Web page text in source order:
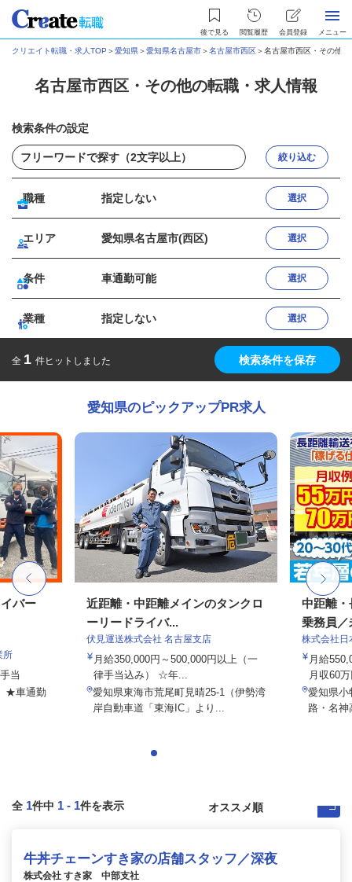
後で見る 閲覧履歴 会員登録 メニュー
クリエイト転職・求人TOP ＞愛知県＞愛知県名古屋市＞名古屋市西区＞名古屋市西区・その他
名古屋市西区・その他の転職・求人情報
検索条件の設定
絞り込む
職種 指定しない 選択
エリア 愛知県名古屋市(西区) 選択
条件 車通勤可能 選択
業種 指定しない 選択
全 1 件ヒットしました 検索条件を保存
愛知県のピックアップPR求人
バー
所
当
★車通勤
近距離・中距離メインのタンクロ
ーリードライバ...
伏見運送株式会社 名古屋支店
月給350,000円～500,000円以上（一
律手当込み） ☆年...
愛知県東海市荒尾町見晴25-1（伊勢湾
岸自動車道「東海IC」より...
中距離・
乗務員／
株式会社日
月給
月収60
愛知県小
路・名
全 1件中 1 - 1件を表示
牛丼チェーンすき家の店舗スタッフ／深夜
株式会社 すき家 中部支社